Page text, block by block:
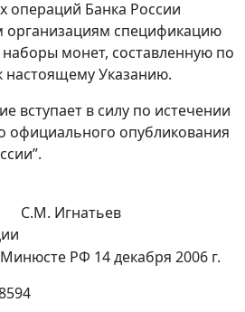
операций Банка России
организациям спецификацию
монет, составленную по
Указанию.
вступает в силу по истечении
официального опубликования
С.М. Игнатьев
РФ 14 декабря 2006 г.